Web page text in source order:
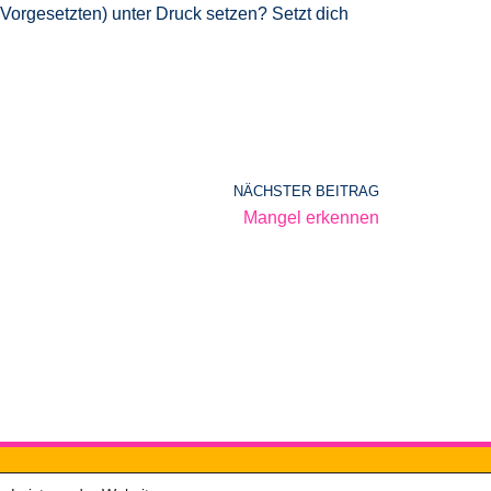
unter Druck setzen? Setzt dich
NÄCHSTER BEITRAG
Mangel erkennen